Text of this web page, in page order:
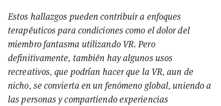
Estos hallazgos pueden contribuir a enfoques
terapéuticos para condiciones como el dolor del
miembro fantasma utilizando VR. Pero
definitivamente, también hay algunos usos
recreativos, que podrían hacer que la VR, aun de
nicho, se convierta en un fenómeno global, uniendo a
las personas y compartiendo experiencias